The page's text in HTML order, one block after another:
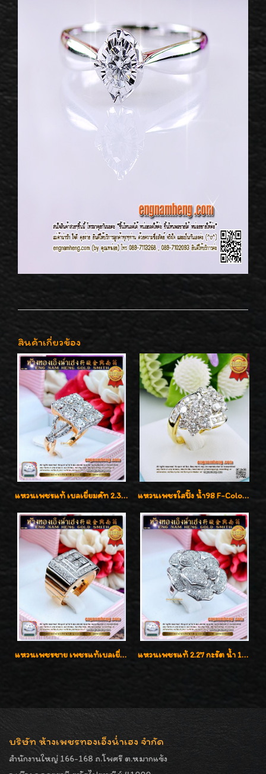
สินค้าเกี่ยวข้อง
แหวนเพชรแท้ เบลเยี่ยมคัท 2.39 กะรัต น้ำ 98 F-Color/VVS ดีไซน์หน้ากว้างหรูเต็มนิ้ว แหวนเพชรใสปิ๊ง น้ำ98 F-Color/VVS1 น้ำหนักเพชรรวม 2.56 กะรัต ใส่เต็มนิ้วเพชรเป็นน้ำเป็นเนื้อสวยมากๆค่ะ
แหวนเพชรชาย เพชรแท้เบลเยี่ยมคัท น้ำ100% D-Color/VVS 2.46 กะรัต แหวนเพชรแท้ 2.27 กะรัต น้ำ 100% เบลเยี่ยมคัท ลวดลายดอกกุหลาบหรู
บริษัท ห้างเพชรทองเอ็งน่ำเฮง จำกัด
สำนักงานใหญ่ 166-168 ถ.โพศรี ต.หมากแข้ง